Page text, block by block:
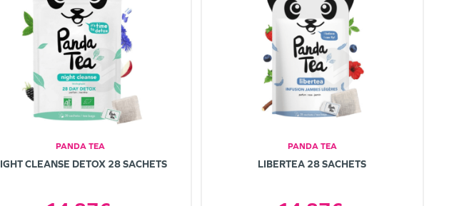
PANDA TEA
CLEANSE DETOX 28 SACHETS
PANDA TEA
LIBERTEA 28 SACHETS